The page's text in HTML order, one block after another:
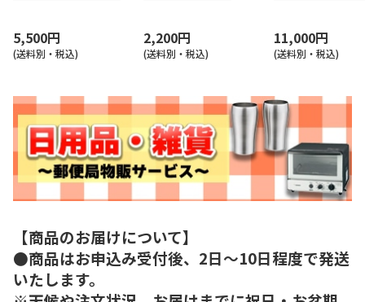
5,500円
(送料別・税込)
2,200円
(送料別・税込)
11,000円
(送料別・税込)
【商品のお届けについて】
●商品はお申込み受付後、2日～10日程度で発送
いたします。